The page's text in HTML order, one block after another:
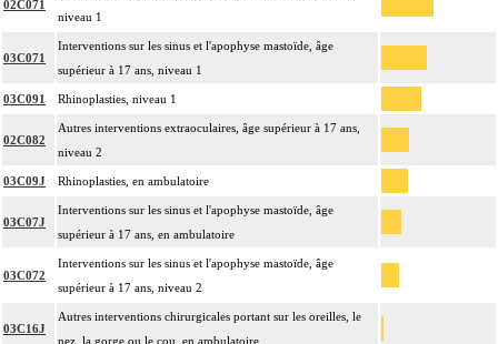
02C071
niveau 1
03C071
Interventions sur les sinus et l'apophyse mastoïde, âge
supérieur à 17 ans, niveau 1
03C091 Rhinoplasties, niveau 1
02C082
Autres interventions extraoculaires, âge supérieur à 17 ans,
niveau 2
03C09J Rhinoplasties, en ambulatoire
03C07J
Interventions sur les sinus et l'apophyse mastoïde, âge
supérieur à 17 ans, en ambulatoire
03C072
Interventions sur les sinus et l'apophyse mastoïde, âge
supérieur à 17 ans, niveau 2
03C16J
Autres interventions chirurgicales portant sur les oreilles, le
nez, la gorge ou le cou, en ambulatoire